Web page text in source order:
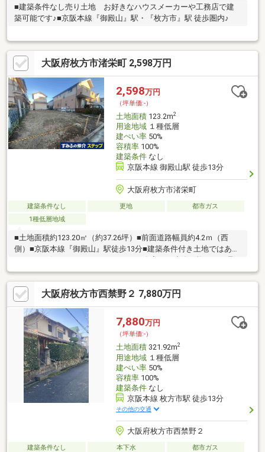
■建築条件なし売り土地 お好きなハウスメーカーや工務店で建
築可能です♪■京阪本線『御殿山』駅・『枚方市』駅 徒歩圏内♪
大阪府枚方市渚栄町 2,598万円
2,598万円
（坪単価:-）
土地面積123.2m2
用途地域１種低層
建ぺい率50%
容積率100%
建築条件なし
京阪本線 御殿山駅 徒歩13分
大阪府枚方市渚栄町
建築条件なし 更地
都市ガス
1種低層地域
■土地面積約123.20㎡（約37.26坪）■前面道路幅員約4.2ｍ（西
側）■京阪本線『御殿山』駅徒歩13分■建築条件付き土地ではあり
非一度現地をご覧下さいませ。ハウスメーカーのご紹介・間取り
プラン作成等承ります。気軽にお申し付け下さい。
大阪府枚方市西禁野２ 7,880万円
7,880万円
（坪単価:-）
土地面積321.92m2
用途地域１種低層
建ぺい率50%
容積率100%
建築条件なし
京阪本線 枚方市駅 徒歩13分
その他の交通
大阪府枚方市西禁野２
建築条件なし 本下水
都市ガス